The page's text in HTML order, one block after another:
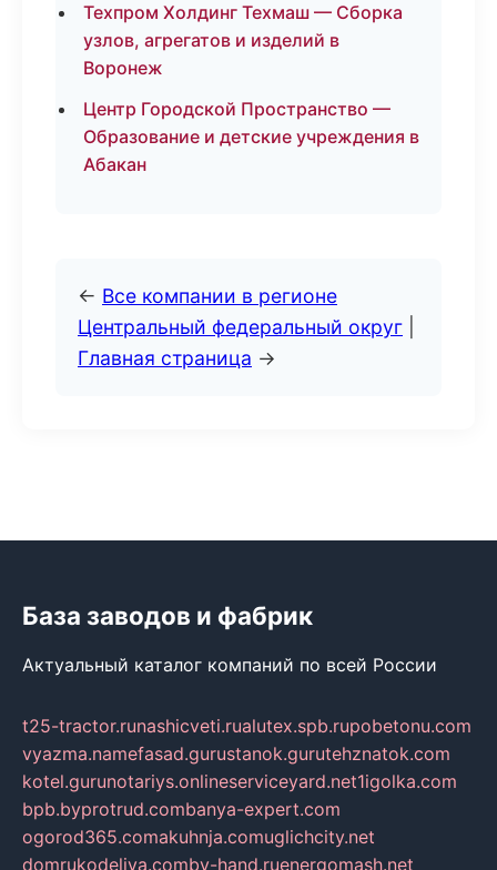
Техпром Холдинг Техмаш — Сборка
узлов, агрегатов и изделий в
Воронеж
Центр Городской Пространство —
Образование и детские учреждения в
Абакан
← Все компании в регионе
Центральный федеральный округ
Главная страница →
База заводов и фабрик
Актуальный каталог компаний по всей России
t25-tractor.runashicveti.rualutex.spb.rupobetonu.com
vyazma.namefasad.gurustanok.gurutehznatok.com
kotel.gurunotariys.onlineserviceyard.net1igolka.com
bpb.byprotrud.combanya-expert.com
ogorod365.comakuhnja.comuglichcity.net
domrukodeliya.comby-hand.ruenergomash.net